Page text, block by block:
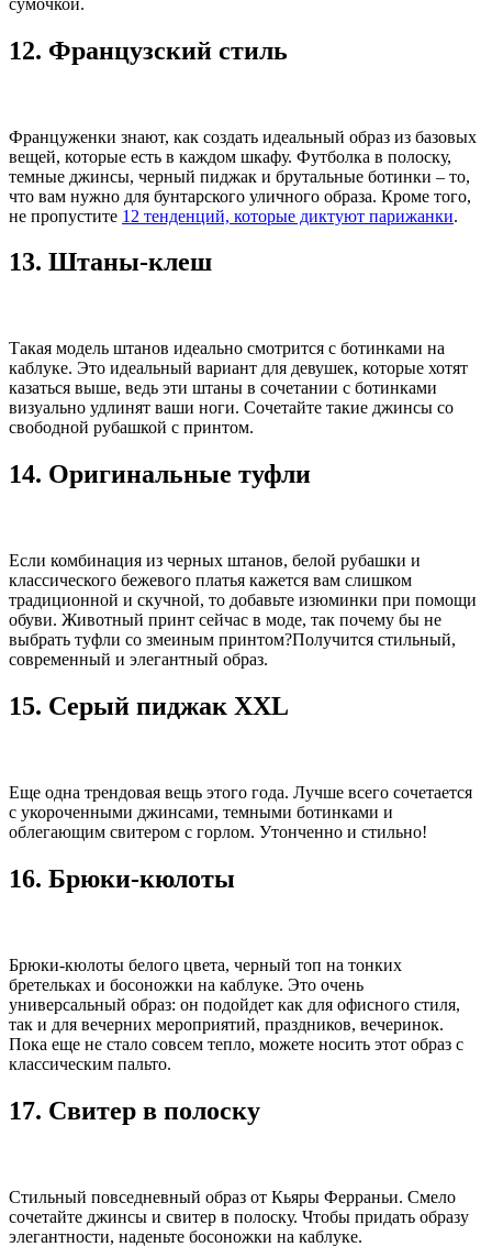
12. Французский стиль
Француженки знают, как создать идеальный образ из базовых
вещей, которые есть в каждом шкафу. Футболка в полоску,
темные джинсы, черный пиджак и брутальные ботинки – то,
что вам нужно для бунтарского уличного образа. Кроме того,
не пропустите 12 тенденций, которые диктуют парижанки.
13. Штаны-клеш
Такая модель штанов идеально смотрится с ботинками на
каблуке. Это идеальный вариант для девушек, которые хотят
казаться выше, ведь эти штаны в сочетании с ботинками
визуально удлинят ваши ноги. Сочетайте такие джинсы со
свободной рубашкой с принтом.
14. Оригинальные туфли
Если комбинация из черных штанов, белой рубашки и
классического бежевого платья кажется вам слишком
традиционной и скучной, то добавьте изюминки при помощи
обуви. Животный принт сейчас в моде, так почему бы не
выбрать туфли со змеиным принтом?Получится стильный,
современный и элегантный образ.
15. Серый пиджак XXL
Еще одна трендовая вещь этого года. Лучше всего сочетается
с укороченными джинсами, темными ботинками и
облегающим свитером с горлом. Утонченно и стильно!
16. Брюки-кюлоты
Брюки-кюлоты белого цвета, черный топ на тонких
бретельках и босоножки на каблуке. Это очень
универсальный образ: он подойдет как для офисного стиля,
так и для вечерних мероприятий, праздников, вечеринок.
Пока еще не стало совсем тепло, можете носить этот образ с
классическим пальто.
17. Свитер в полоску
Стильный повседневный образ от Кьяры Ферраньи. Смело
сочетайте джинсы и свитер в полоску. Чтобы придать образу
элегантности, наденьте босоножки на каблуке.